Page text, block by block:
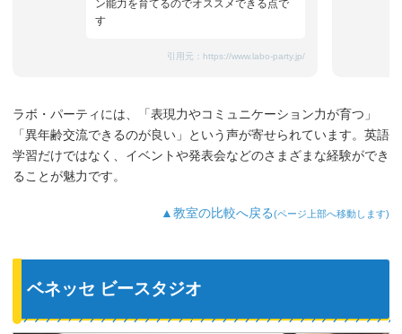
ン能力を育てるのでオススメできる点で
す
引用元： https://www.labo-party.jp/
ラボ・パーティには、「表現力やコミュニケーション力が育つ」
「異年齢交流できるのが良い」という声が寄せられています。英語
学習だけではなく、イベントや発表会などのさまざまな経験ができ
ることが魅力です。
▲教室の比較へ戻る(ページ上部へ移動します)
ベネッセ ビースタジオ